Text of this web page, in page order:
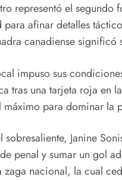
representó el
afinar detalles
canadiense
impuso sus
tras una tarjeta roja en
para dominar la
sobresaliente, Janine
penal y sumar un gol
zaga nacional, la cual